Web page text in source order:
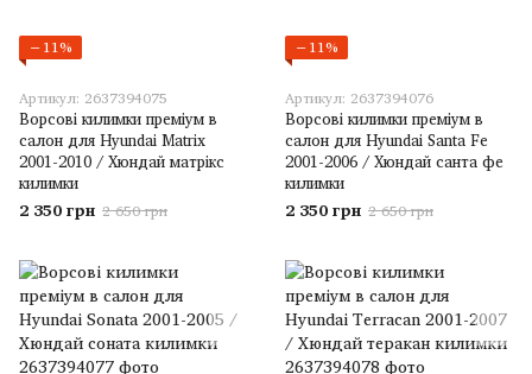
−11%
Артикул: 2637394075
Ворсові килимки преміум в
салон для Hyundai Matrix
2001-2010 / Хюндай матрікс
килимки
2 350 грн 2 650 грн
−11%
Артикул: 2637394076
Ворсові килимки преміум в
салон для Hyundai Santa Fe
2001-2006 / Хюндай санта фе
килимки
2 350 грн 2 650 грн